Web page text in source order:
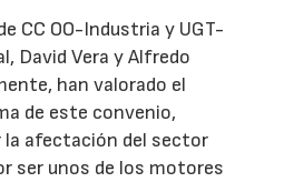
CC OO-Industria y UGT-
David Vera y Alfredo
han valorado el
de este convenio,
la afectación del sector
ser unos de los motores